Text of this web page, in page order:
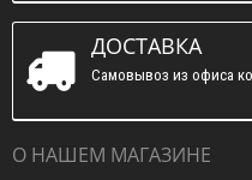
ДОСТАВКА
Самовывоз из офиса
О НАШЕМ МАГАЗИНЕ